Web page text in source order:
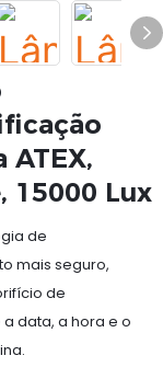
ATEX,
15000 Lux
de
mais seguro,
de
a data, a hora e o